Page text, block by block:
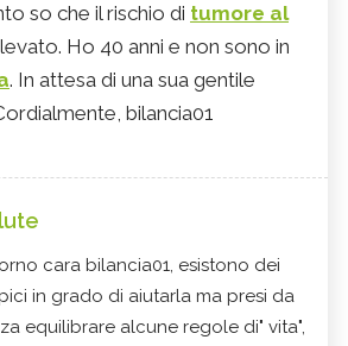
so che il rischio di tumore al
Ho 40 anni e non sono in
. In attesa di una sua gentile
bilancia01
cara bilancia01, esistono dei
in grado di aiutarla ma presi da
equilibrare alcune regole di" vita",